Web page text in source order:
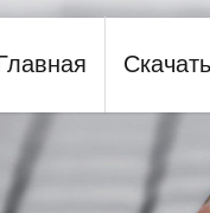
Скачать